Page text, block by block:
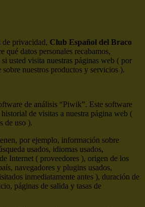
de privacidad, Club Español del Braco
qué datos personales recabamos,
usted visita nuestras páginas web ( por
nuestros productos y servicios ).
de análisis “Piwik”. Este software
historial de visitas a nuestra página web (
de uso ).
por ejemplo, información sobre
usados, idiomas usados,
Internet ( proveedores ), origen de los
navegadores y plugins usados,
inmediatamente antes ), duración de
páginas de salida y tasas de